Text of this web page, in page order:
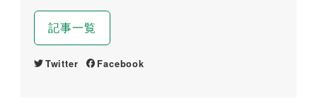
記事一覧
Twitter Facebook